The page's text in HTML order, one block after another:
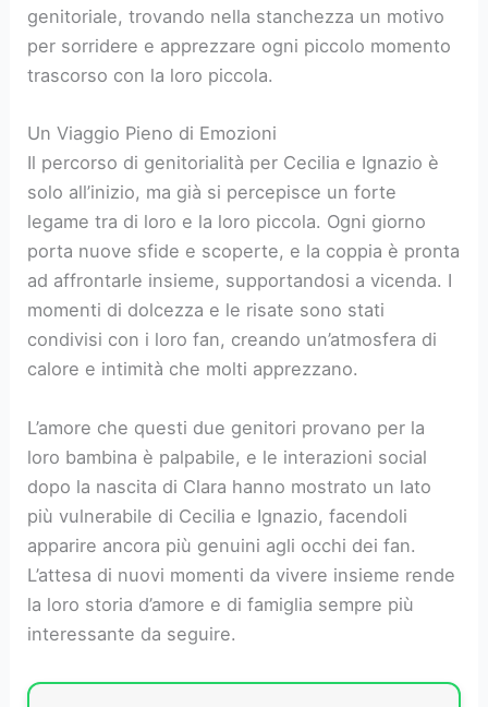
genitoriale, trovando nella stanchezza un motivo
per sorridere e apprezzare ogni piccolo momento
trascorso con la loro piccola.
Un Viaggio Pieno di Emozioni
Il percorso di genitorialità per Cecilia e Ignazio è
solo all’inizio, ma già si percepisce un forte
legame tra di loro e la loro piccola. Ogni giorno
porta nuove sfide e scoperte, e la coppia è pronta
ad affrontarle insieme, supportandosi a vicenda. I
momenti di dolcezza e le risate sono stati
condivisi con i loro fan, creando un’atmosfera di
calore e intimità che molti apprezzano.
L’amore che questi due genitori provano per la
loro bambina è palpabile, e le interazioni social
dopo la nascita di Clara hanno mostrato un lato
più vulnerabile di Cecilia e Ignazio, facendoli
apparire ancora più genuini agli occhi dei fan.
L’attesa di nuovi momenti da vivere insieme rende
la loro storia d’amore e di famiglia sempre più
interessante da seguire.